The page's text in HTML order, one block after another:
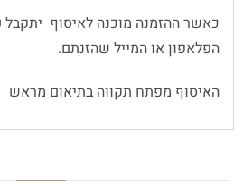
כאשר ההזמנה מוכנה לאיסוף
הפלאפון או המייל שהזנתם.
האיסוף מפתח תקווה בתיאום מראש